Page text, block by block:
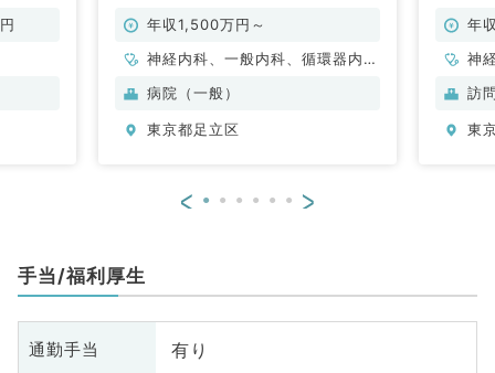
年収1,500万円～
神経内科、一般内科、循環器内
科、呼吸器内科、消化器内科、内
内科、血液内科
病院（一般）
東京都足立区
ール年
神
形
小
訪
東
< >
手当/福利厚生
通勤手当 有り